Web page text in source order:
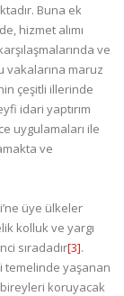
Buna ek
hizmet alımı
ve
maruz
çeşitli illerinde
idari yaptırım
uygulamaları ile
ve
üye ülkeler
kolluk ve yargı
sıradadır[3].
temelinde yaşanan
bireyleri koruyacak